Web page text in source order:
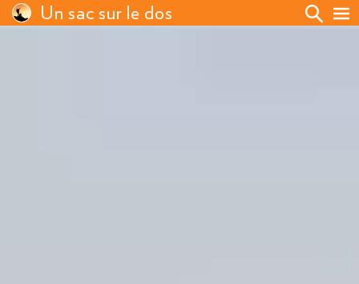
Un sac sur le dos